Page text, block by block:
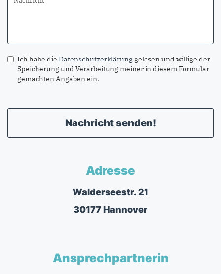
Ich habe die Datenschutzerklärung gelesen und willige der
Speicherung und Verarbeitung meiner in diesem Formular
gemachten Angaben ein.
Nachricht senden!
Adresse
Walderseestr. 21
30177 Hannover
Ansprechpartnerin